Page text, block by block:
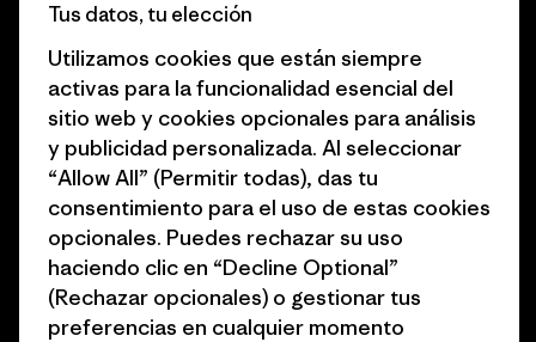
Business Unusual
Objetivos climáticos
1% for the Planet
Cómo financiamos
Tarjetas regalo
Encuentra una tienda
Empleo
Prensa
Programa para profesionales
del sector
Programa de afiliados
Mapa del sitio Patagonia
España
Tus datos, tu elección
Utilizamos cookies que están siempre
activas para la funcionalidad esencial del
sitio web y cookies opcionales para análisis
y publicidad personalizada. Al seleccionar
“Allow All” (Permitir todas), das tu
consentimiento para el uso de estas cookies
opcionales. Puedes rechazar su uso
haciendo clic en “Decline Optional”
(Rechazar opcionales) o gestionar tus
preferencias en cualquier momento